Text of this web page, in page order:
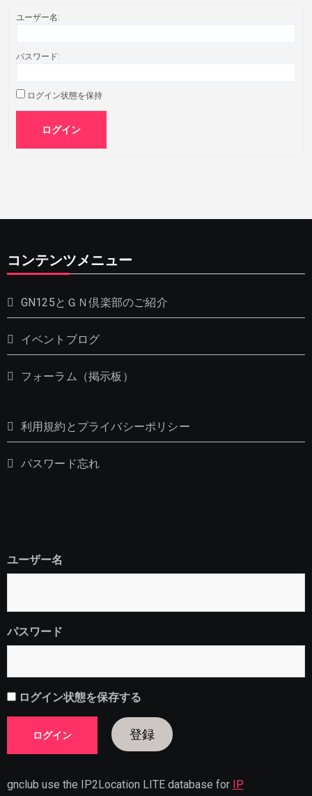
ユーザー名:
パスワード:
ログイン状態を保持
ログイン
コンテンツメニュー
GN125とＧＮ倶楽部のご紹介
イベントブログ
フォーラム（掲示板）
利用規約とプライバシーポリシー
パスワード忘れ
ユーザー名
パスワード
ログイン状態を保存する
登録
gnclub use the IP2Location LITE database for IP